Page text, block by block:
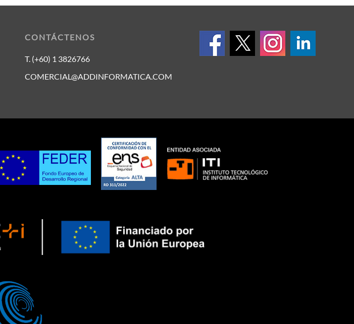
CONTÁCTENOS
T. (+60) 1 3826766
COMERCIAL@ADDINFORMATICA.COM